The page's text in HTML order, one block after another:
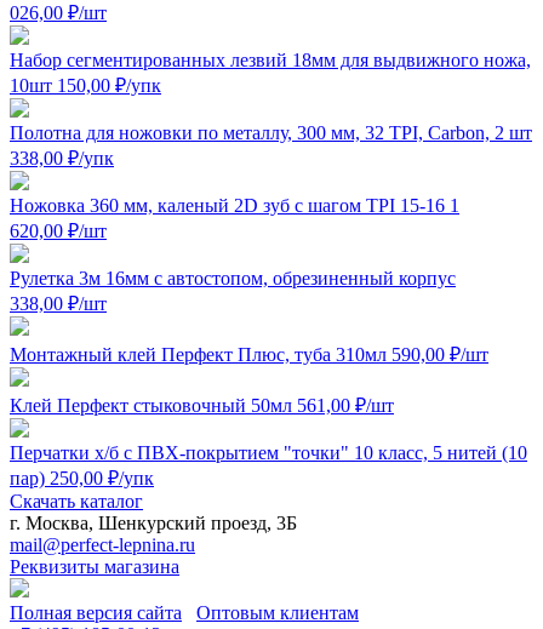
026,00 ₽/шт
Набор сегментированных лезвий 18мм для выдвижного ножа,
10шт 150,00 ₽/упк
Полотна для ножовки по металлу, 300 мм, 32 TPI, Carbon, 2 шт
338,00 ₽/упк
Ножовка 360 мм, каленый 2D зуб с шагом TPI 15-16 1
620,00 ₽/шт
Рулетка 3м 16мм с автостопом, обрезиненный корпус
338,00 ₽/шт
Монтажный клей Перфект Плюс, туба 310мл 590,00 ₽/шт
Клей Перфект стыковочный 50мл 561,00 ₽/шт
Перчатки х/б с ПВХ-покрытием "точки" 10 класс, 5 нитей (10
пар) 250,00 ₽/упк
Скачать каталог
г. Москва, Шенкурский проезд, 3Б
mail@perfect-lepnina.ru
Реквизиты магазина
Полная версия сайта
Оптовым клиентам